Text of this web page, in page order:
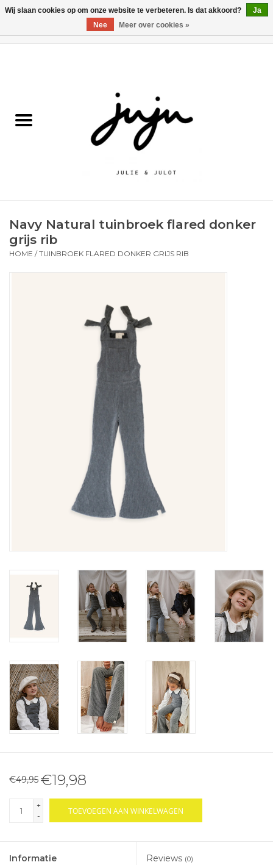
Kledij jongens
Schoenen
Navy Natural tuinbroek flared donker
grijs rib
HOME /TUINBROEK FLARED DONKER GRIJS RIB
€49,95 €19,98
+
-
TOEVOEGEN AAN WINKELWAGEN
Informatie Reviews (0)
Wij slaan cookies op om onze website te verbeteren. Is dat akkoord?
Ja
Nee
Meer over cookies »